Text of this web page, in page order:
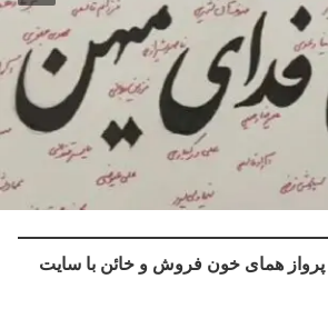
همای خون فروش و خائن با سایت